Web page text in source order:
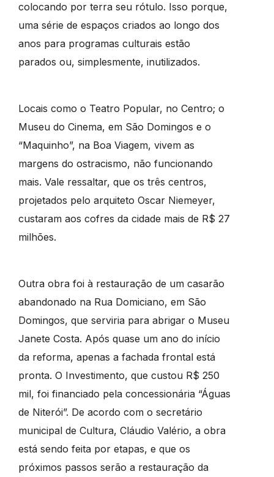
colocando por terra seu rótulo. Isso porque,
uma série de espaços criados ao longo dos
anos para programas culturais estão
parados ou, simplesmente, inutilizados.
Locais como o Teatro Popular, no Centro; o
Museu do Cinema, em São Domingos e o
“Maquinho”, na Boa Viagem, vivem as
margens do ostracismo, não funcionando
mais. Vale ressaltar, que os três centros,
projetados pelo arquiteto Oscar Niemeyer,
custaram aos cofres da cidade mais de R$ 27
milhões.
Outra obra foi à restauração de um casarão
abandonado na Rua Domiciano, em São
Domingos, que serviria para abrigar o Museu
Janete Costa. Após quase um ano do início
da reforma, apenas a fachada frontal está
pronta. O Investimento, que custou R$ 250
mil, foi financiado pela concessionária “Águas
de Niterói”. De acordo com o secretário
municipal de Cultura, Cláudio Valério, a obra
está sendo feita por etapas, e que os
próximos passos serão a restauração da